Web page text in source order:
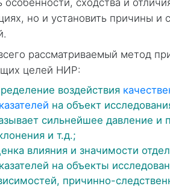
особенности, сходства и
но и установить причины и
рассматриваемый метод
целей НИР:
воздействия
на объект
сильнейшее давление и
и т.д.;
влияния и значимости
на объекты
причинно-